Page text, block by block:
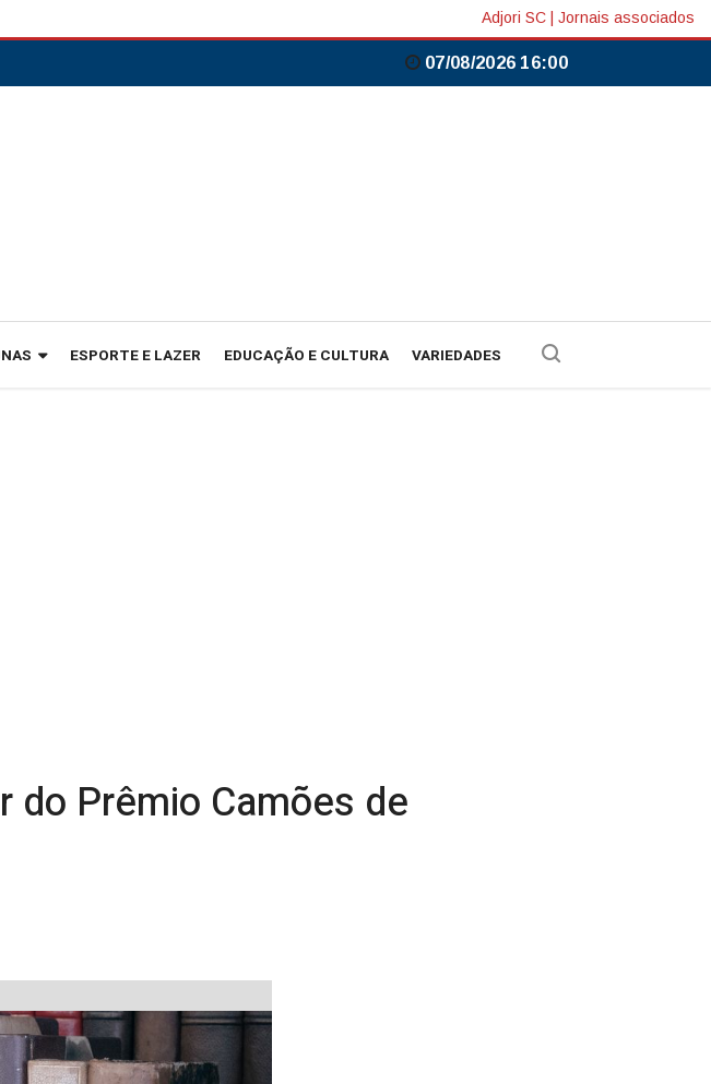
Adjori SC Jornais associados
07/08/2026 16:00
ESPORTE E LAZER EDUCAÇÃO E CULTURA VARIEDADES
do Prêmio Camões de